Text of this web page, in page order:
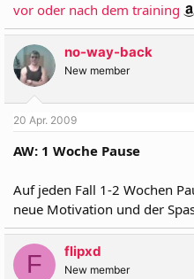
vor oder nach dem training
no-way-back
New member
20 Apr. 2009
AW: 1 Woche Pause
Auf jeden Fall 1-2 Wochen
neue Motivation und der
F flipxd
New member